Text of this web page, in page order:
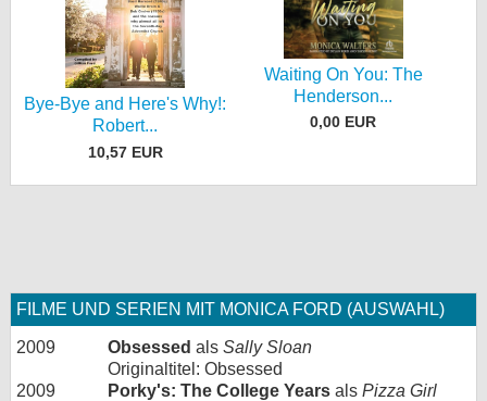
Bye-Bye and Here's Why!:
Robert...
10,57 EUR
Waiting On You: The
Henderson...
0,00 EUR
FILME UND SERIEN MIT MONICA FORD (AUSWAHL)
2009 Obsessed als Sally Sloan
Originaltitel: Obsessed
2009
Porky's: The College Years als Pizza Girl